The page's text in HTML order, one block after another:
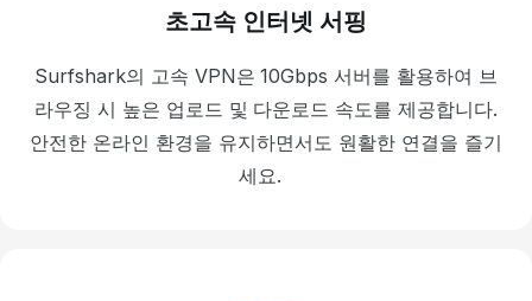
초고속 인터넷 서핑
Surfshark의 고속 VPN은 10Gbps 서버를 활용하여 브
라우징 시 높은 업로드 및 다운로드 속도를 제공합니다.
안전한 온라인 환경을 유지하면서도 원활한 연결을 즐기
세요.